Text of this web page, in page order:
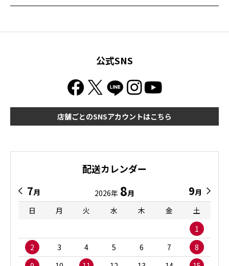
公式SNS
店舗ごとのSNSアカウントはこちら
配送カレンダー
7月 2026年 8月 9月
日
月 火 水 木 金
土
1
2
3 4 5 6 7
8